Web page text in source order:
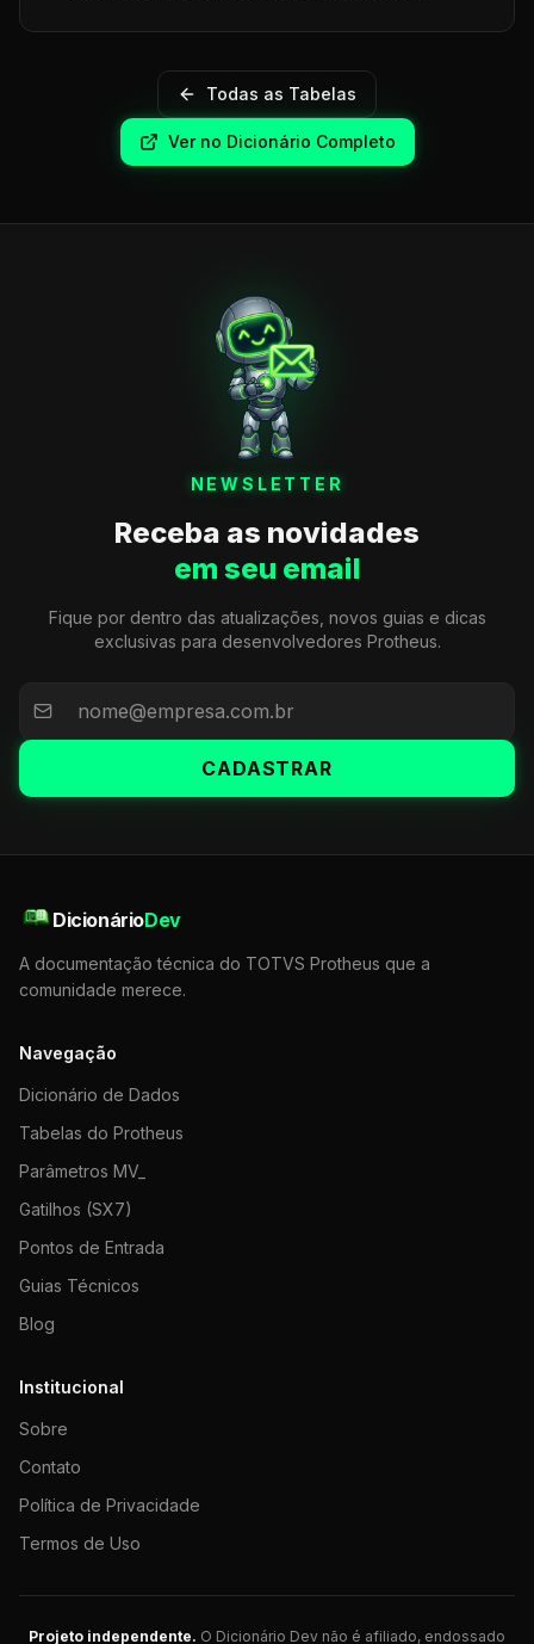
Todas as Tabelas
Ver no Dicionário Completo
NEWSLETTER
Receba as novidades
em seu email
Fique por dentro das atualizações, novos guias e dicas
exclusivas para desenvolvedores Protheus.
CADASTRAR
DicionárioDev
A documentação técnica do TOTVS Protheus que a
comunidade merece.
Navegação
Dicionário de Dados
Tabelas do Protheus
Parâmetros MV_
Gatilhos (SX7)
Pontos de Entrada
Guias Técnicos
Blog
Institucional
Sobre
Contato
Política de Privacidade
Termos de Uso
Projeto independente. O Dicionário Dev não é afiliado, endossado